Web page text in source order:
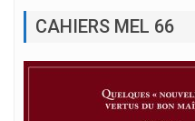
CAHIERS MEL 66